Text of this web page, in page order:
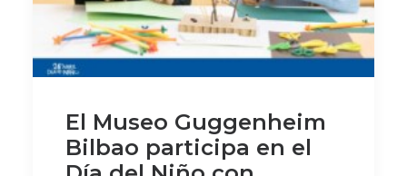
El Museo Guggenheim
Bilbao participa en el